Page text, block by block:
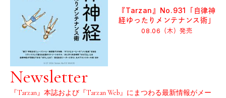
『Tarzan』No.931「自律神
経ゆったりメンテナンス術」
08.06（木）発売
Newsletter
『Tarzan』本誌および『Tarzan Web』にまつわる最新情報がメー